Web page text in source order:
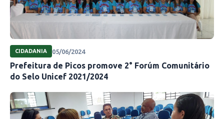
CIDADANIA 05/06/2024
Prefeitura de Picos promove 2° Forúm Comunitário
do Selo Unicef 2021/2024